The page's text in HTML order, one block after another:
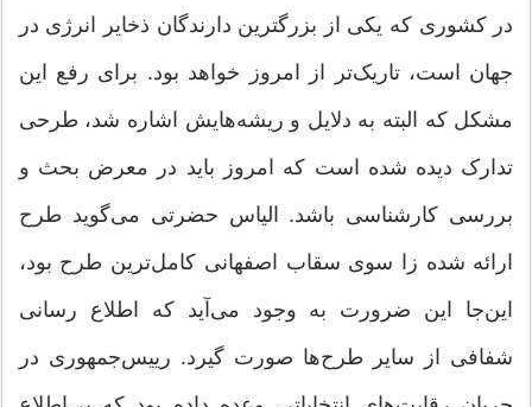
در کشوری که یکی از بزرگترین دارندگان ذخایر انرژی در
جهان است، تاریک‌تر از امروز خواهد بود. برای رفع این
مشکل که البته به دلایل و ریشه‌هایش اشاره شد، طرحی
تدارک دیده شده است که امروز باید در معرض بحث و
بررسی کارشناسی باشد. الیاس حضرتی می‌گوید طرح
ارائه شده زا سوی سقاب اصفهانی کامل‌ترین طرح بود،
این‌جا این ضرورت به وجود می‌آید که اطلاع رسانی
شفافی از سایر طرح‌ها صورت گیرد. رییس‌جمهوری در